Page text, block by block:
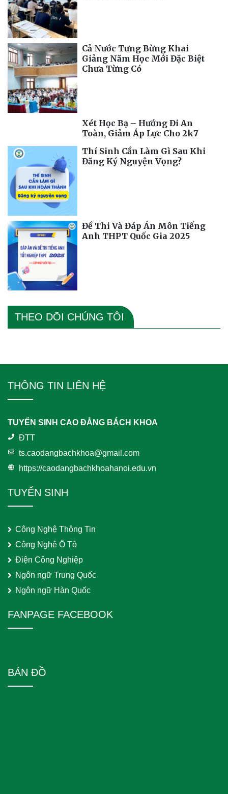
Cả Nước Tưng Bừng Khai
Giảng Năm Học Mới Đặc Biệt
Chưa Từng Có
Xét Học Bạ – Hướng Đi An
Toàn, Giảm Áp Lực Cho 2k7
Thí Sinh Cần Làm Gì Sau Khi
Đăng Ký Nguyện Vọng?
Đề Thi Và Đáp Án Môn Tiếng
Anh THPT Quốc Gia 2025
THEO DÕI CHÚNG TÔI
THÔNG TIN LIÊN HỆ
TUYỂN SINH CAO ĐẲNG BÁCH KHOA
ĐTT
ts.caodangbachkhoa@gmail.com
https://caodangbachkhoahanoi.edu.vn
TUYỂN SINH
Công Nghệ Thông Tin
Công Nghệ Ô Tô
Điện Công Nghiệp
Ngôn ngữ Trung Quốc
Ngôn ngữ Hàn Quốc
FANPAGE FACEBOOK
BẢN ĐỒ